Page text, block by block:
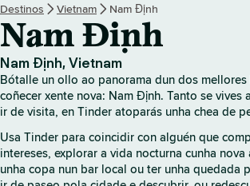
r
H
o
e
Destinos Vietnam Nam Định
Nam Định
Nam Định, Vietnam
Bótalle un ollo ao panorama dun dos mellores
coñecer xente nova: Nam Định. Tanto se vives
ir de visita, en Tinder atoparás unha chea de
Usa Tinder para coincidir con alguén que
intereses, explorar a vida nocturna cunha
unha copa nun bar local ou ter unha quedada